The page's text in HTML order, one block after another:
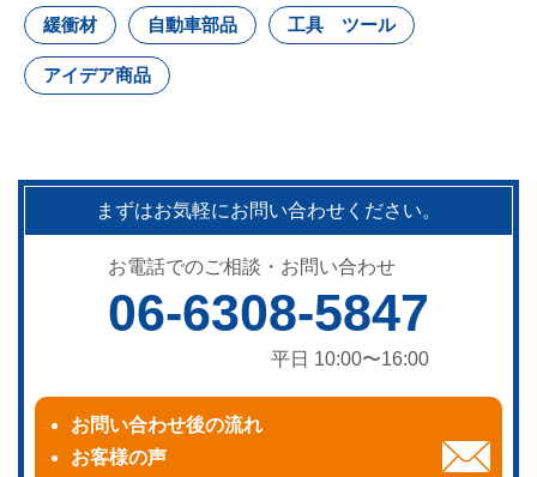
緩衝材 自動車部品 工具 ツール
アイデア商品
まずはお気軽にお問い合わせください。
お電話でのご相談・お問い合わせ
06-6308-5847
平日 10:00〜16:00
お問い合わせ後の流れ
お客様の声